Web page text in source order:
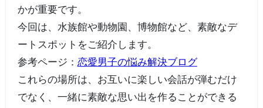
かが重要です。
今回は、水族館や動物園、博物館など、素敵なデ
ートスポットをご紹介します。
参考ページ： 恋愛男子の悩み解決ブログ
これらの場所は、お互いに楽しい会話が弾むだけ
でなく、一緒に素敵な思い出を作ることができる